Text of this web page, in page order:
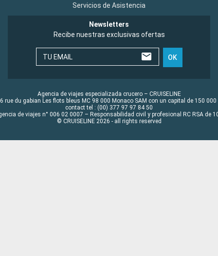
Servicios de Asistencia
Newsletters
Recibe nuestras exclusivas ofertas
TU EMAIL OK
Agencia de viajes especializada crucero – CRUISELINE
rue du gabian Les flots bleus MC 98 000 Monaco SAM con un capital de 150 000
contact tel : (00) 377 97 97 84 50
de viajes n° 006 02 0007 – Responsabilidad civil y profesional RC RSA de
© CRUISELINE 2026 - all rights reserved